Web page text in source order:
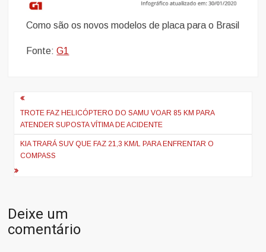
Como são os novos modelos de placa para o Brasil
Fonte:G1
Navegação
de
Post
TROTE FAZ HELICÓPTERO DO SAMU VOAR 85 KM PARA
ATENDER SUPOSTA VÍTIMA DE ACIDENTE
KIA TRARÁ SUV QUE FAZ 21,3 KM/L PARA ENFRENTAR O
COMPASS
Deixe um
comentário